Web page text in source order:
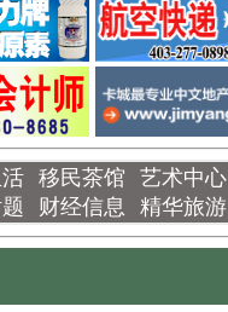
移民茶馆 艺术中心
财经信息 精华旅游